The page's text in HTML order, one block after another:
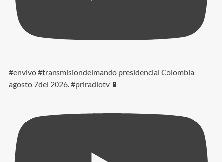
#envivo #transmisiondelmando presidencial Colombia
agosto 7del 2026. #priradiotv 📱